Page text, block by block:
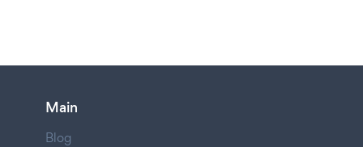
Main
Blog